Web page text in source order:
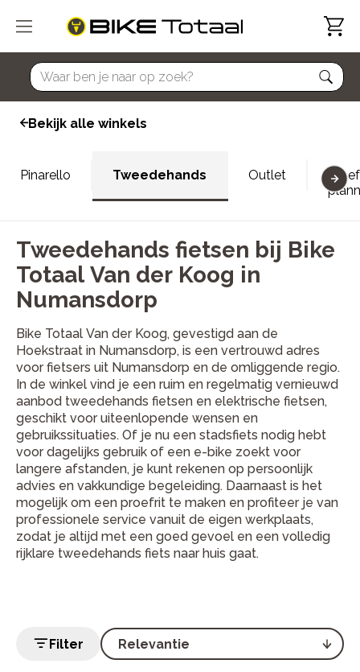
home
Bekijk alle winkels
Pinarello Tweedehands Outlet
Tweedehands fietsen bij Bike
Totaal Van der Koog in
Numansdorp
Bike Totaal Van der Koog, gevestigd aan de
Hoekstraat in Numansdorp, is een vertrouwd adres
voor fietsers uit Numansdorp en de omliggende regio.
In de winkel vind je een ruim en regelmatig vernieuwd
aanbod tweedehands fietsen en elektrische fietsen,
geschikt voor uiteenlopende wensen en
gebruikssituaties. Of je nu een stadsfiets nodig hebt
voor dagelijks gebruik of een e-bike zoekt voor
langere afstanden, je kunt rekenen op persoonlijk
advies en vakkundige begeleiding. Daarnaast is het
mogelijk om een proefrit te maken en profiteer je van
professionele service vanuit de eigen werkplaats,
zodat je altijd met een goed gevoel en een volledig
rijklare tweedehands fiets naar huis gaat.
Filter